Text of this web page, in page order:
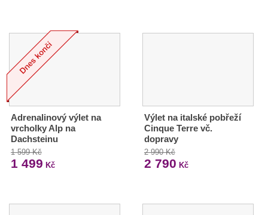
Adrenalinový výlet na
vrcholky Alp na
Dachsteinu
1 599 Kč
1 499 Kč
Výlet na italské pobřeží
Cinque Terre vč.
dopravy
2 990 Kč
2 790 Kč